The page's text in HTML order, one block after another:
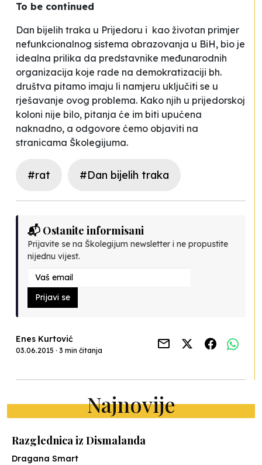
To be continued
Dan bijelih traka u Prijedoru i kao životan primjer
nefunkcionalnog sistema obrazovanja u BiH, bio je
idealna prilika da predstavnike međunarodnih
organizacija koje rade na demokratizaciji bh.
društva pitamo imaju li namjeru uključiti se u
rješavanje ovog problema. Kako njih u prijedorskoj
koloni nije bilo, pitanja će im biti upućena
naknadno, a odgovore ćemo objaviti na
stranicama Školegijuma.
#rat #Dan bijelih traka
📬 Ostanite informisani
Prijavite se na Školegijum newsletter i ne propustite
nijednu vijest.
Prijavi se
Enes Kurtović
03.06.2015 · 3 min čitanja
Najnovije
Razglednica iz Dismalanda
Dragana Smart